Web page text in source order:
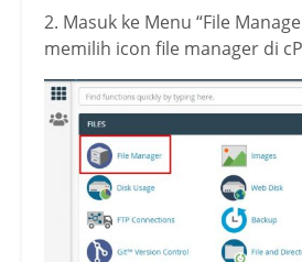
2. Masuk ke Menu “File
memilih icon file manager di